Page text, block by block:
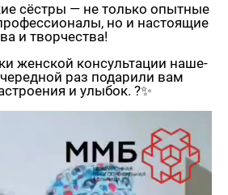
сёст­ры — не толь­ко опыт­ные
но и на­сто­я­щие
и твор­че­ства!
жен­ской кон­суль­та­ции на­ше­
раз по­да­ри­ли вам
и улы­бок. ?✨